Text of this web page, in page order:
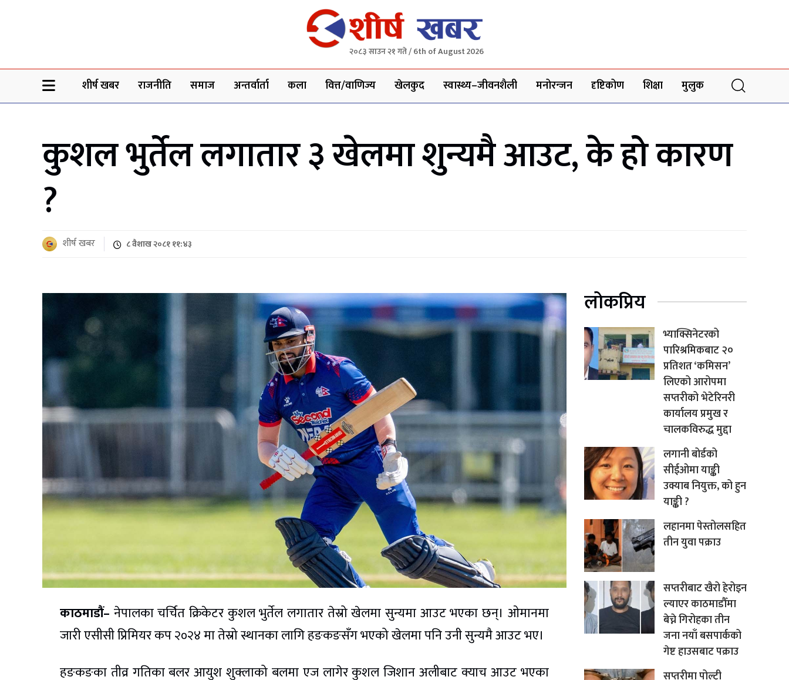
२०८३ साउन २१ गते / 6th of August 2026
शीर्ष खबर राजनीति समाज अन्तर्वार्ता कला वित्त/वाणिज्य खेलकुद स्वास्थ्य–जीवनशैली मनोरन्जन दृष्टिकोण शिक्षा मुलुक
कुशल भुर्तेल लगातार ३ खेलमा शुन्यमै आउट, के हो कारण
?
शीर्ष खबर ८ वैशाख २०८१ ११:४३
काठमाडौं– नेपालका चर्चित क्रिकेटर कुशल भुर्तेल लगातार तेस्रो खेलमा सुन्यमा आउट भएका छन्। ओमानमा
जारी एसीसी प्रिमियर कप २०२४ मा तेस्रो स्थानका लागि हङकङसँग भएको खेलमा पनि उनी सुन्यमै आउट भए।
हङकङका तीव्र गतिका बलर आयुश शुक्लाको बलमा एज लागेर कुशल जिशान अलीबाट क्याच आउट भएका
लोकप्रिय
भ्याक्सिनेटरको
पारिश्रमिकबाट २०
प्रतिशत ‘कमिसन’
लिएको आरोपमा
सप्तरीको भेटेरिनरी
कार्यालय प्रमुख र
चालकविरुद्ध मुद्दा
लगानी बोर्डको
सीईओमा याङ्की
उक्याब नियुक्त, को हुन
याङ्की ?
लहानमा पेस्तोलसहित
तीन युवा पक्राउ
सप्तरीबाट खैरो हेरोइन
ल्याएर काठमाडौँमा
बेच्ने गिरोहका तीन
जना नयाँ बसपार्कको
गेष्ट हाउसबाट पक्राउ
सप्तरीमा पोल्ट्री